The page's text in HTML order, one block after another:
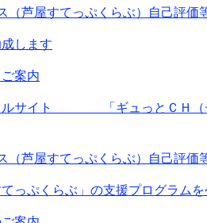
（芦屋すてっぷくらぶ）自己評価
します
案内
ルサイト 「ギュっとＣＨ（チ
（芦屋すてっぷくらぶ）自己評価
っぷくらぶ」の支援プログラム